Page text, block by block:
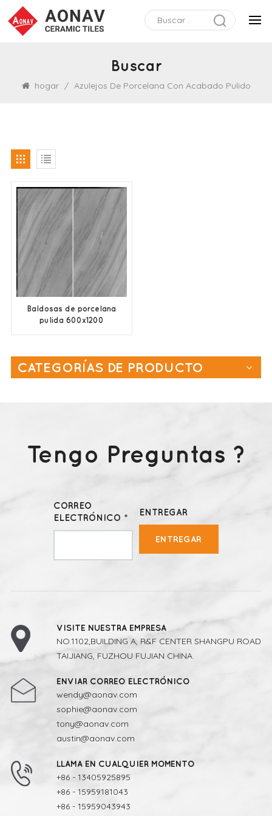
Buscar
hogar / Azulejos De Porcelana Con Acabado Pulido
Baldosas de porcelana
pulida 600x1200
CATEGORÍAS DE PRODUCTO
Tengo Preguntas ?
CORREO
ELECTRÓNICO *
ENTREGAR
ENTREGAR
VISITE NUESTRA EMPRESA
NO.1102,BUILDING A, R&F CENTER SHANGPU ROAD
TAIJIANG, FUZHOU FUJIAN CHINA.
ENVIAR CORREO ELECTRÓNICO
wendy@aonav.com
sophie@aonav.com
tony@aonav.com
austin@aonav.com
LLAMA EN CUALQUIER MOMENTO
+86 - 13405925895
+86 - 15959181043
+86 - 15959043943